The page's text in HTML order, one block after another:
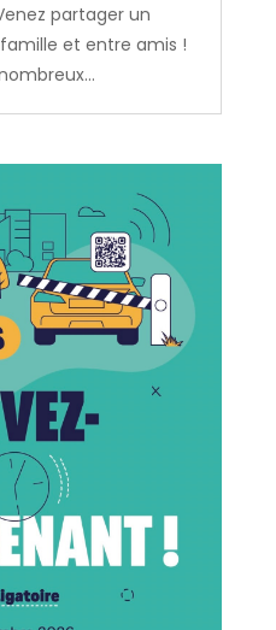
partager un
et entre amis !